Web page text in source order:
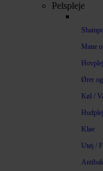
Pelspleje
Mane
Ører
Køl /
Kløe
Utøj /